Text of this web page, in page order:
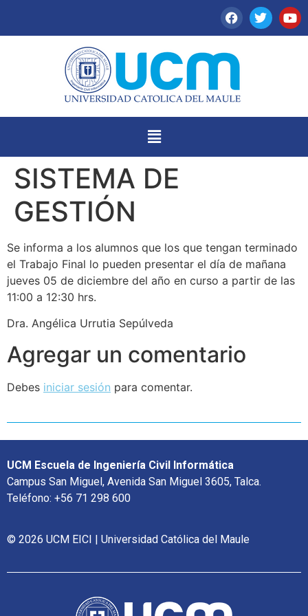
SISTEMA DE
GESTIÓN
Se informa a los alumnos que los que tengan terminado
el Trabajo Final lo pueden presentar el día de mañana
jueves 05 de diciembre del año en curso a partir de las
11:00 a 12:30 hrs.
Dra. Angélica Urrutia Sepúlveda
Agregar un comentario
Debes iniciar sesión para comentar.
UCM Escuela de Ingeniería Civil Informática
Campus San Miguel, Avenida San Miguel 3605, Talca.
Teléfono: +56 71 298 600
© 2026 UCM EICI | Universidad Católica del Maule